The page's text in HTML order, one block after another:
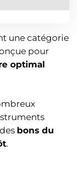
une catégorie
pour
optimal
bons du
.